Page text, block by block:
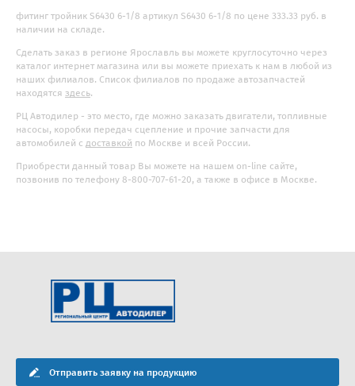
фитинг тройник S6430 6-1/8 артикул S6430 6-1/8 по цене 333.33 руб. в
наличии на складе.
Сделать заказ в регионе Ярославль вы можете круглосуточно через
каталог интернет магазина или вы можете приехать к нам в любой из
наших филиалов. Список филиалов по продаже автозапчастей
находятся здесь.
РЦ Автодилер - это место, где можно заказать двигатели, топливные
насосы, коробки передач сцепление и прочие запчасти для
автомобилей с доставкой по Москве и всей России.
Приобрести данный товар Вы можете на нашем on-line сайте,
позвонив по телефону 8-800-707-61-20, а также в офисе в Москве.
Отправить заявку на продукцию